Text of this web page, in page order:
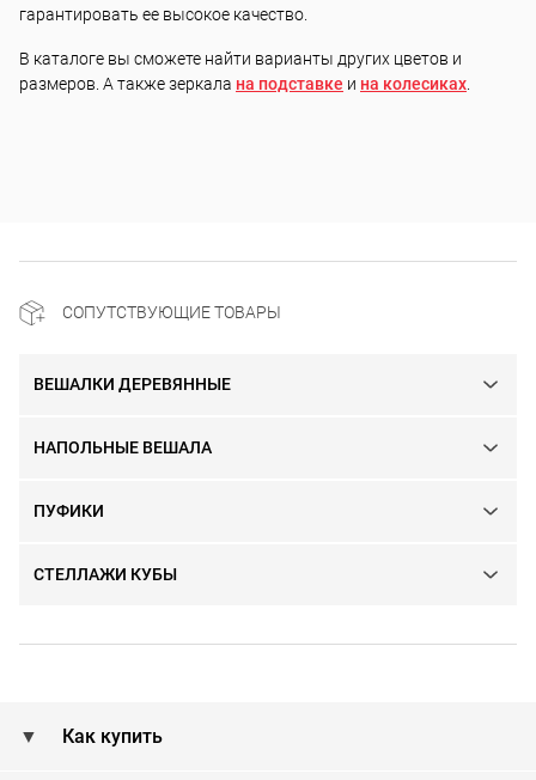
гарантировать ее высокое качество.
В каталоге вы сможете найти варианты других цветов и
размеров. А также зеркала на подставке и на колесиках
СОПУТСТВУЮЩИЕ ТОВАРЫ
ВЕШАЛКИ ДЕРЕВЯННЫЕ
НАПОЛЬНЫЕ ВЕШАЛА
ПУФИКИ
СТЕЛЛАЖИ КУБЫ
Как купить